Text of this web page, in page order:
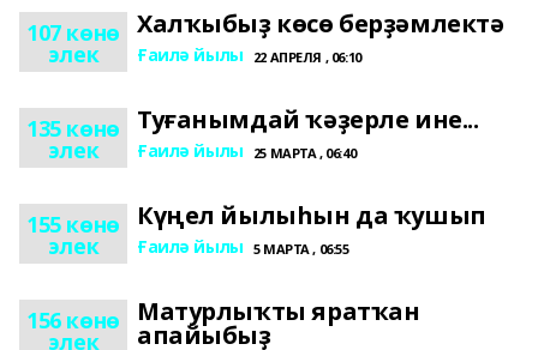
107 көнө
элек
Халҡыбыҙ көсө берҙәмлектә
Ғаилә йылы 22 АПРЕЛЯ , 06:10
135 көнө
элек
Туғанымдай ҡәҙерле ине...
Ғаилә йылы 25 МАРТА , 06:40
155 көнө
элек
Күңел йылыһын да ҡушып
Ғаилә йылы 5 МАРТА , 06:55
156 көнө
элек
Матурлыҡты яратҡан
апайыбыҙ